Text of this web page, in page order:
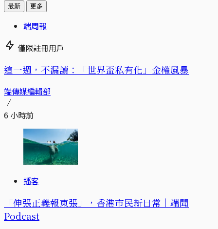
最新 更多
端周報
僅限註冊用戶
這一週，不漏讀：「世界盃私有化」金權風暴
端傳媒編輯部
6 小時前
播客
「伸張正義報東張」，香港市民新日常｜端聞
Podcast